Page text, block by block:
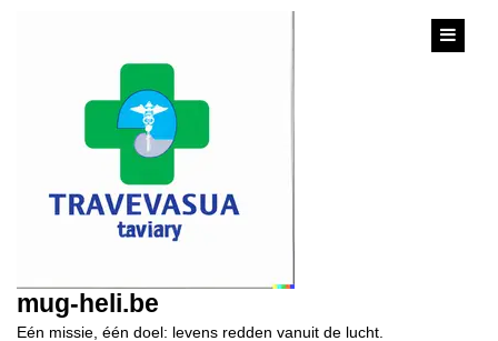
mug-heli.be
Eén missie, één doel: levens redden vanuit de lucht.